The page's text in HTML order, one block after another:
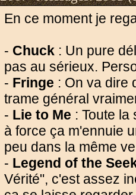
En ce moment je
- Chuck : Un pure
pas au sérieux.
- Fringe : On va dire
trame général
- Lie to Me : Toute
à force ça m'ennuie
peu dans la même
- Legend of the
Vérité", c'est assez